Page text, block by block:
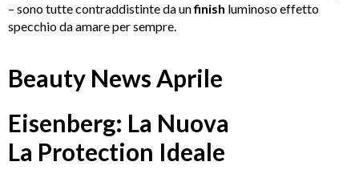
– sono tutte contraddistinte da unfinish luminoso effetto
specchio da amare per sempre.
Beauty News Aprile
Eisenberg: La Nuova
La Protection Ideale